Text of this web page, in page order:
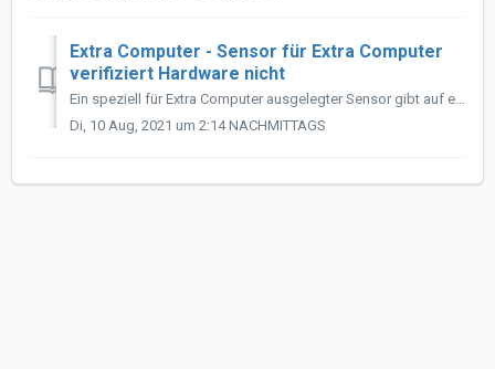
Extra Computer - Sensor für Extra Computer
verifiziert Hardware nicht
Ein speziell für Extra Computer ausgelegter Sensor gibt auf einer Extra Computer Hardware aus, dass die Hardware nicht verifiziert werden kann. Der Sensor i...
Di, 10 Aug, 2021 um 2:14 NACHMITTAGS